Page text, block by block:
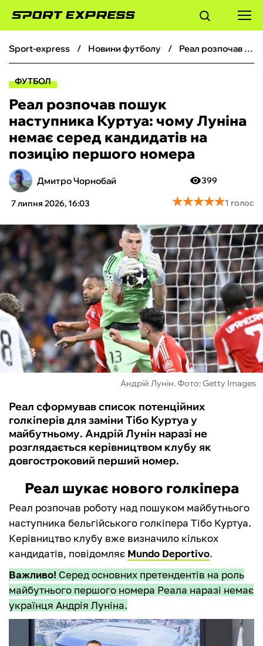
ФУТБОЛ
БОКС
ХОКЕЙ
ТЕНІС
КІБЕРСПОРТ
ЧС-2026
ФУТЗАЛ
ІНШІ
БУКМЕКЕРИ
sport-express новини футболу Реал розпочав пошук наступника Куртуа: чому Луніна немає серед кандидатів на позицію першого номера
ФУТБОЛ
Реал розпочав пошук
наступника Куртуа: чому Луніна
немає серед кандидатів на
позицію першого номера
Дмитро Чорнобай
7 липня 2026, 16:03
399
★★★★★
★★★★★1 голос
Андрій Лунін. Фото: Getty Images
Реал сформував список потенційних
голкіперів для заміни Тібо Куртуа у
майбутньому. Андрій Лунін наразі не
розглядається керівництвом клубу як
довгостроковий перший номер.
Реал шукає нового голкіпера
Реал розпочав роботу над пошуком майбутнього
наступника бельгійського голкіпера Тібо Куртуа.
Керівництво клубу вже визначило кількох
кандидатів, повідомляє Mundo Deportivo.
Важливо! Серед основних претендентів на роль
майбутнього першого номера Реала наразі немає
українця Андрія Луніна.